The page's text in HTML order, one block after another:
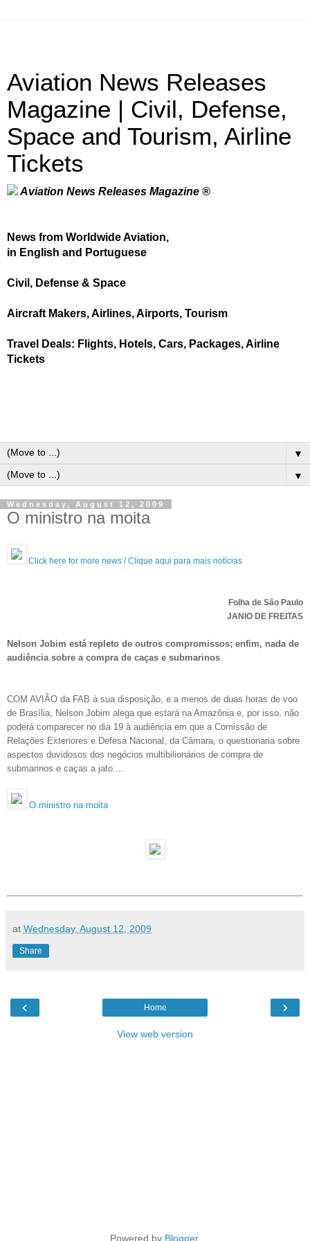
Aviation News Releases
Magazine | Civil, Defense,
Space and Tourism, Airline
Tickets
Aviation News Releases Magazine ®
News from Worldwide Aviation,
in English and Portuguese
Civil, Defense & Space
Aircraft Makers, Airlines, Airports, Tourism
Travel Deals: Flights, Hotels, Cars, Packages, Airline
Tickets
▼
▼
Wednesday, August 12, 2009
O ministro na moita
Click here for more news / Clique aqui para mais notícias
Folha de São Paulo
JANIO DE FREITAS
Nelson Jobim está repleto de outros compromissos; enfim, nada de
audiência sobre a compra de caças e submarinos
COM AVIÃO da FAB à sua disposição, e a menos de duas horas de voo
de Brasília, Nelson Jobim alega que estará na Amazônia e, por isso, não
poderá comparecer no dia 19 à audiência em que a Comissão de
Relações Exteriores e Defesa Nacional, da Câmara, o questionaria sobre
aspectos duvidosos dos negócios multibilionários de compra de
submarinos e caças a jato....
O ministro na moita
at Wednesday, August 12, 2009
Share
‹ ›
Home
View web version
Powered by Blogger.